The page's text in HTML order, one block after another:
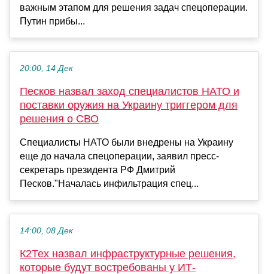
важным этапом для решения задач спецоперации.
Путин прибы...
20:00, 14 Дек
Песков назвал заход специалистов НАТО и
поставки оружия на Украину триггером для
решения о СВО
Специалисты НАТО были внедрены на Украину
еще до начала спецоперации, заявил пресс-
секретарь президента РФ Дмитрий
Песков."Началась инфильтрация спец...
14:00, 08 Дек
К2Тех назвал инфраструктурные решения,
которые будут востребованы у ИТ-